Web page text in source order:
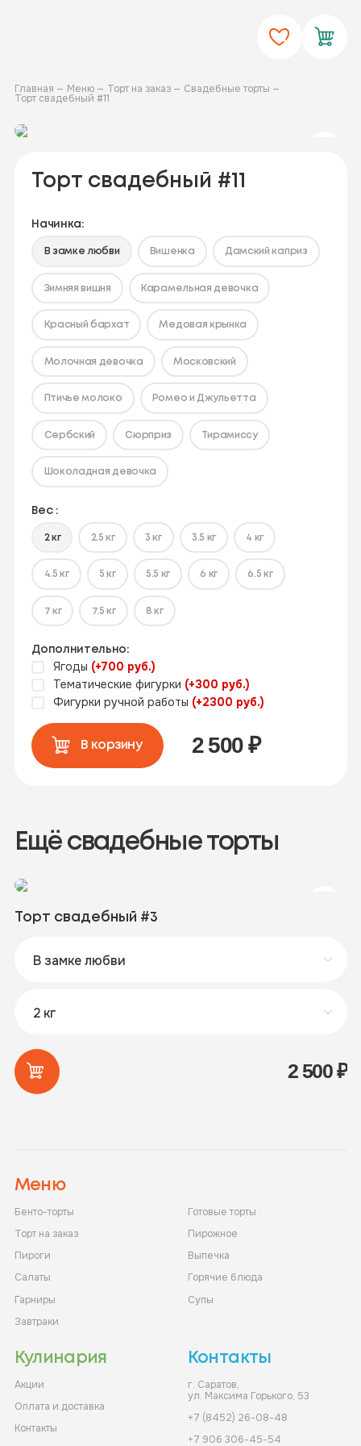
Главная Меню Торт на заказ Свадебные торты
Торт свадебный #11
Торт свадебный #11
Начинка:
В замке любви Вишенка Дамский каприз
Зимняя вишня Карамельная девочка
Красный бархат Медовая крынка
Молочная девочка Московский
Птичье молоко Ромео и Джульетта
Сербский Сюрприз Тирамиссу
Шоколадная девочка
Вес :
2 кг 2.5 кг 3 кг 3.5 кг 4 кг
4.5 кг 5 кг 5.5 кг 6 кг 6.5 кг
7 кг 7.5 кг 8 кг
Дополнительно:
Ягоды (+700 руб.)
Тематические фигурки (+300 руб.)
Фигурки ручной работы (+2300 руб.)
В корзину 2 500₽
Ещё свадебные торты
Торт свадебный #3
2 500₽
Меню
Бенто-торты
Готовые торты
Торт на заказ
Пирожное
Пироги
Выпечка
Салаты
Горячие блюда
Гарниры
Супы
Завтраки
Кулинария
Акции
Оплата и доставка
Контакты
Контакты
г. Саратов,
ул. Максима Горького, 53
+7 (8452) 26-08-48
+7 906 306-45-54